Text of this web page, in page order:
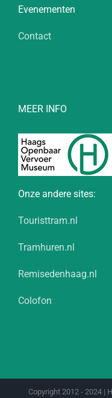
Evenementen
Contact
MEER INFO
Onze andere sites:
Touristtram.nl
Tramhuren.nl
Remisedenhaag.nl
Colofon
Copyright 2012 - 2024 |